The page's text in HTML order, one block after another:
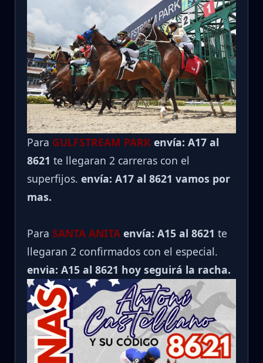
Para GULFSTREAM PARK envía: A17 al
8621 te llegaran 2 carreras con el
superfijos. envía: A17 al 8621 vamos por
mas.
Para SANTA ANITA envía: A15 al 8621 te
llegaran 2 confirmados con el especial.
envia: A15 al 8621 hoy seguirá la racha.